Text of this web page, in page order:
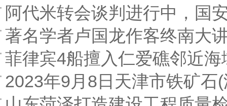
阿代米转会谈判进行中，国
著名学者卢国龙作客终南大
菲律宾4船擅入仁爱礁邻近
2023年9月8日天津市铁矿石